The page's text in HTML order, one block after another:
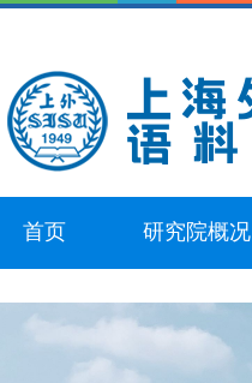
首页 研究院概况